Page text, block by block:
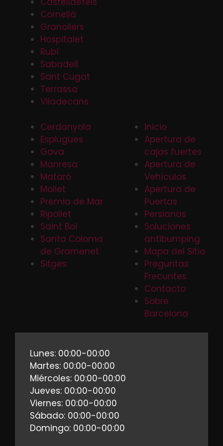
Cornellá
Granollers
Hospitalet
Rubí
Sabadell
Sant Cugat
Terrassa
Viladecans
Cerdanyola
Esplugues
Gava
Manresa
Mataró
Mollet
Premia de Mar
Ripollet
Saint Boi
Santa Coloma
de Gramenet
Sitges
Inicio
Apertura de
cajas fuertes
Apertura de
Vehículos
Apertura de
Puertas
Persianas
Soluciones
antibumping
Mapa del Sitio
Preguntas
Frecuntes
Contacto
Sobre
Barcelona
Lunes: 00:00-00:00
Martes: 00:00-00:00
Miércoles: 00:00-00:00
Jueves: 00:00-00:00
Viernes: 00:00-00:00
Sábado: 00:00-00:00
Domingo: 00:00-00:00